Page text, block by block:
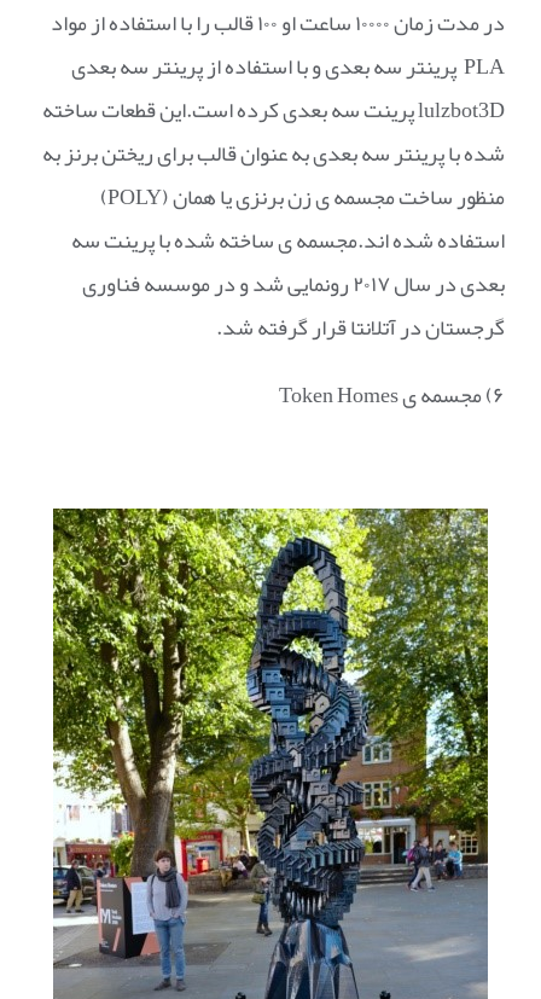
در مدت زمان ۱۰۰۰۰ ساعت او ۱۰۰ قالب را با استفاده از مواد
PLA پرینتر سه بعدی و با استفاده از پرینتر سه بعدی
lulzbot3D پرینت سه بعدی کرده است.این قطعات ساخته
شده با پرینتر سه بعدی به عنوان قالب برای ریختن برنز به
منظور ساخت مجسمه ی زن برنزی یا همان (POLY)
استفاده شده اند.مجسمه ی ساخته شده با پرینت سه
بعدی در سال ۲۰۱۷ رونمایی شد و در موسسه فناوری
گرجستان در آتلانتا قرار گرفته شد.
۶) مجسمه ی Token Homes